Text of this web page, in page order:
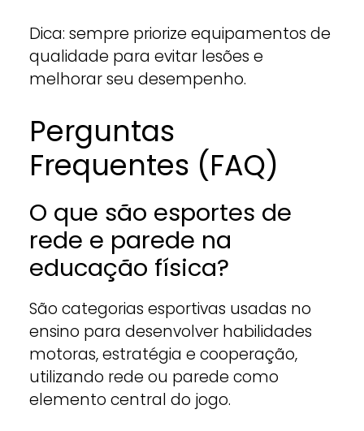
Dica: sempre priorize equipamentos de
qualidade para evitar lesões e
melhorar seu desempenho.
Perguntas
Frequentes (FAQ)
O que são esportes de
rede e parede na
educação física?
São categorias esportivas usadas no
ensino para desenvolver habilidades
motoras, estratégia e cooperação,
utilizando rede ou parede como
elemento central do jogo.